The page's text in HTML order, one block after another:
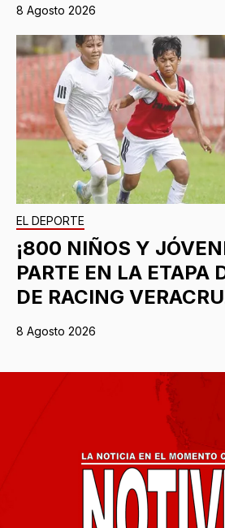
8 Agosto 2026
EL DEPORTE
¡800 NIÑOS Y
PARTE EN LA ETAPA
DE RACING
8 Agosto 2026